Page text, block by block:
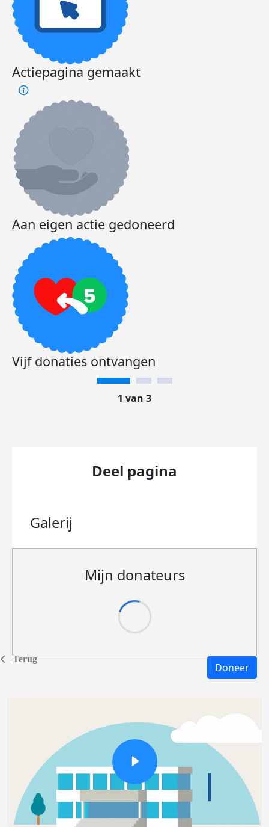
Terug
Actiepagina gemaakt
Aan eigen actie gedoneerd
Vijf donaties ontvangen
1 van 3
Deel pagina
Galerij
Mijn donateurs
Doneer